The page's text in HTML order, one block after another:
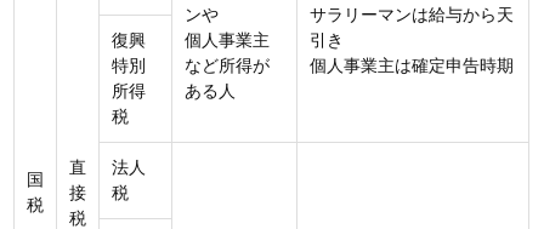
国
税
直
接
税
ンや
個人事業主
など所得が
ある人
サラリーマンは給与から天
引き
個人事業主は確定申告時期
復興
特別
所得
税
法人
税